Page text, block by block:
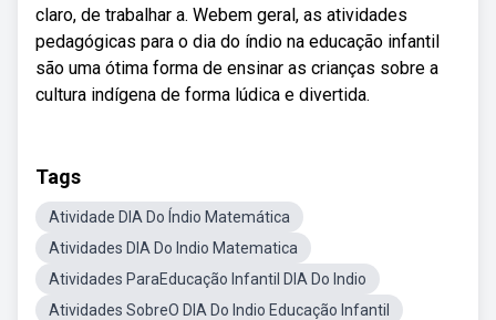
claro, de trabalhar a. Webem geral, as atividades
pedagógicas para o dia do índio na educação infantil
são uma ótima forma de ensinar as crianças sobre a
cultura indígena de forma lúdica e divertida.
Tags
Atividade DIA Do Índio Matemática
Atividades DIA Do Indio Matematica
Atividades ParaEducação Infantil DIA Do Indio
Atividades SobreO DIA Do Indio Educação Infantil